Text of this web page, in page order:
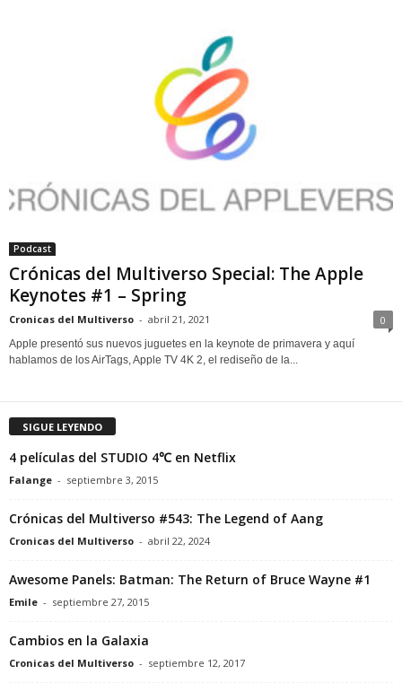
Podcast
Crónicas del Multiverso Special: The Apple
Keynotes #1 – Spring
Cronicas del Multiverso - abril 21, 2021 0
Apple presentó sus nuevos juguetes en la keynote de primavera y aquí
hablamos de los AirTags, Apple TV 4K 2, el rediseño de la...
SIGUE LEYENDO
4 películas del STUDIO 4℃ en Netflix
Falange - septiembre 3, 2015
Crónicas del Multiverso #543: The Legend of Aang
Cronicas del Multiverso - abril 22, 2024
Awesome Panels: Batman: The Return of Bruce Wayne #1
Emile - septiembre 27, 2015
Cambios en la Galaxia
Cronicas del Multiverso - septiembre 12, 2017